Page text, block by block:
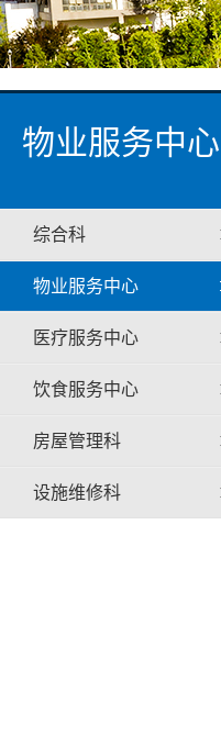
物业服务中心
综合科
物业服务中心
医疗服务中心
饮食服务中心
房屋管理科
设施维修科